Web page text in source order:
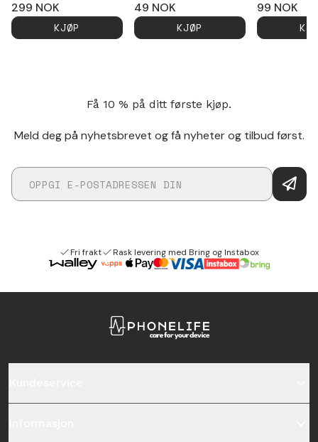
299 NOK
KJØP
49 NOK
KJØP
99 NOK
Få 10 % på ditt første kjøp.
Meld deg på nyhetsbrevet og få nyheter og tilbud først.
Fri frakt Rask levering med Bring og Instabox